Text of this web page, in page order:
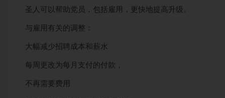
圣人可以帮助党员，包括雇用，更快地提高升级。
与雇用有关的调整：
大幅减少招聘成本和薪水
每周更改为每月支付的付款，
不再需要费用